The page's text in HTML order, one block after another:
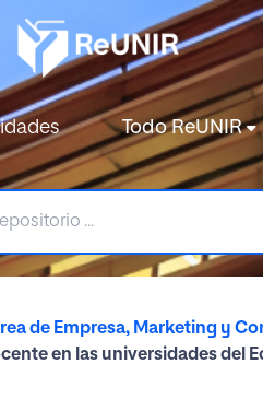
Todo ReUNIR
de Empresa, Marketing y
en las universidades del